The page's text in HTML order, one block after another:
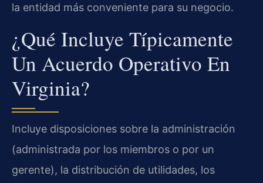
la entidad más conveniente para su negocio.
¿Qué Incluye Típicamente
Un Acuerdo Operativo En
Virginia?
Incluye disposiciones sobre la administración
(administrada por los miembros o por un
gerente), la distribución de utilidades, los